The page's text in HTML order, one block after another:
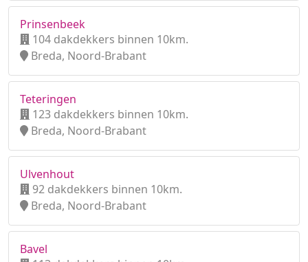
Prinsenbeek
104 dakdekkers binnen 10km.
Breda, Noord-Brabant
Teteringen
123 dakdekkers binnen 10km.
Breda, Noord-Brabant
Ulvenhout
92 dakdekkers binnen 10km.
Breda, Noord-Brabant
Bavel